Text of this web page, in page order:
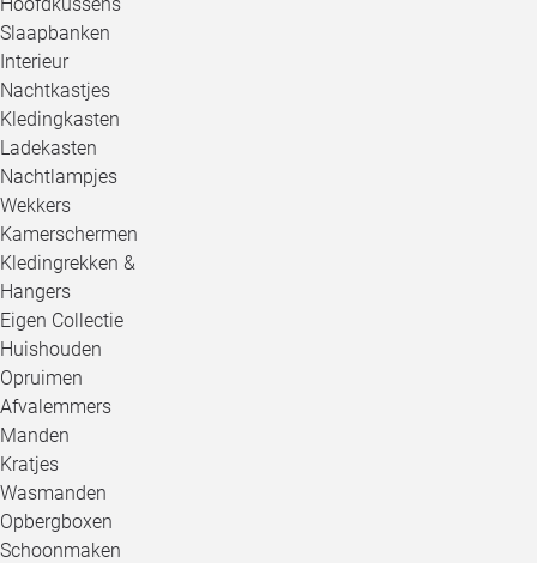
Slaapbanken
Interieur
Nachtkastjes
Kledingkasten
Ladekasten
Nachtlampjes
Wekkers
Kamerschermen
Kledingrekken &
Hangers
Eigen Collectie
Huishouden
Opruimen
Afvalemmers
Manden
Kratjes
Wasmanden
Opbergboxen
Schoonmaken